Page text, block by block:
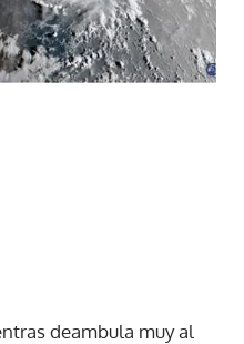
deambula muy al